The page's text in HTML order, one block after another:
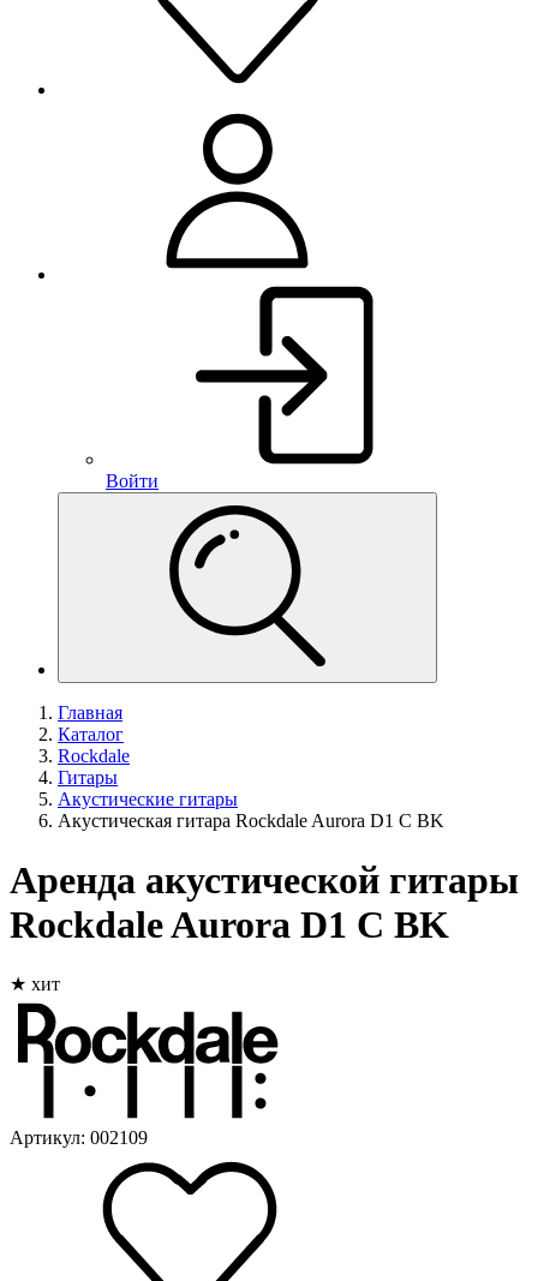
Войти
Главная
Каталог
Rockdale
Гитары
Акустические гитары
Акустическая гитара Rockdale Aurora D1 C BK
Аренда акустической гитары
Rockdale Aurora D1 C BK
★ хит
Артикул: 002109